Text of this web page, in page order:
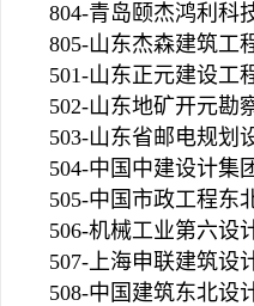
804-青岛颐杰鸿利科
805-山东杰森建筑工
501-山东正元建设工
502-山东地矿开元勘
503-山东省邮电规划
504-中国中建设计集
505-中国市政工程东
506-机械工业第六设
507-上海申联建筑设
508-中国建筑东北设